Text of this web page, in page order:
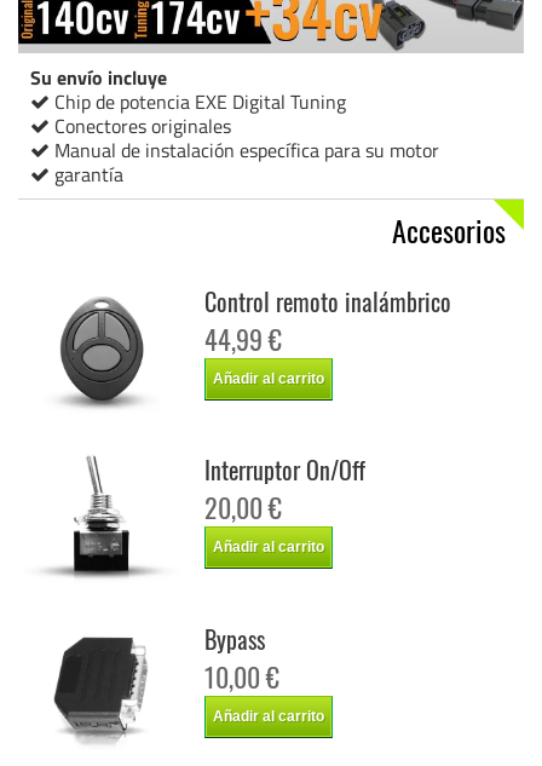
Su envío incluye
Chip de potencia EXE Digital Tuning
Conectores originales
Manual de instalación específica para su motor
garantía
Accesorios
Control remoto inalámbrico
44,99 €
Añadir al carrito
Interruptor On/Off
20,00 €
Añadir al carrito
Bypass
10,00 €
Añadir al carrito